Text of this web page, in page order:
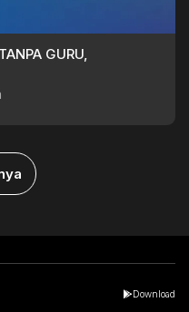
GURU,
Download